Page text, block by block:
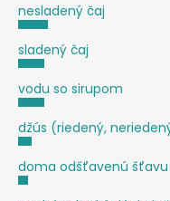
nesladený čaj
sladený čaj
vodu so sirupom
džús (riedený,
doma odšťavenú šťavu